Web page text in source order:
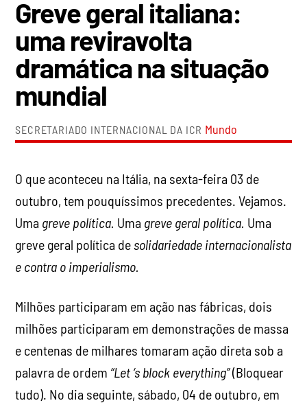
Greve geral italiana:
uma reviravolta
dramática na situação
mundial
SECRETARIADO INTERNACIONAL DA ICR Mundo
O que aconteceu na Itália, na sexta-feira 03 de
outubro, tem pouquíssimos precedentes. Vejamos.
Uma greve política. Uma greve geral política. Uma
greve geral política desolidariedade internacionalista
e contra o imperialismo.
Milhões participaram em ação nas fábricas, dois
milhões participaram em demonstrações de massa
e centenas de milhares tomaram ação direta sob a
palavra de ordem “Let ‘s block everything”(Bloquear
tudo). No dia seguinte, sábado, 04 de outubro, em